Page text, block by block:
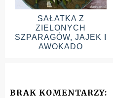
SAŁATKA Z
ZIELONYCH
SZPARAGÓW, JAJEK I
AWOKADO
BRAK KOMENTARZY: